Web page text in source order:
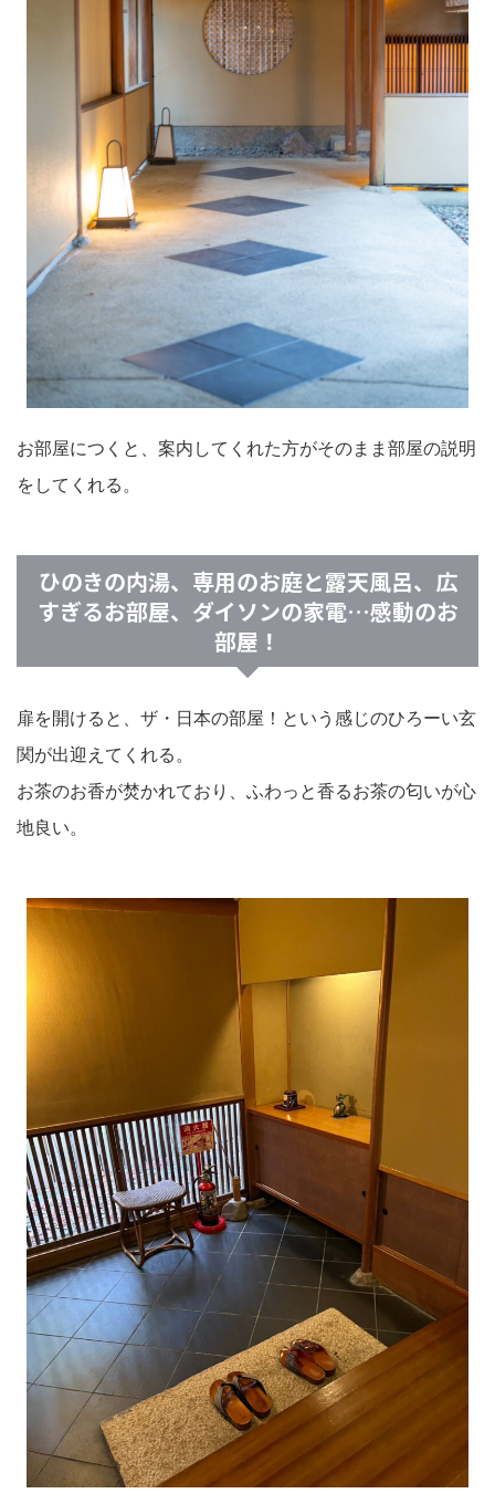
お部屋につくと、案内してくれた方がそのまま部屋の説明
をしてくれる。
ひのきの内湯、専用のお庭と露天風呂、広
すぎるお部屋、ダイソンの家電…感動のお
部屋！
扉を開けると、ザ・日本の部屋！という感じのひろーい玄
関が出迎えてくれる。
お茶のお香が焚かれており、ふわっと香るお茶の匂いが心
地良い。